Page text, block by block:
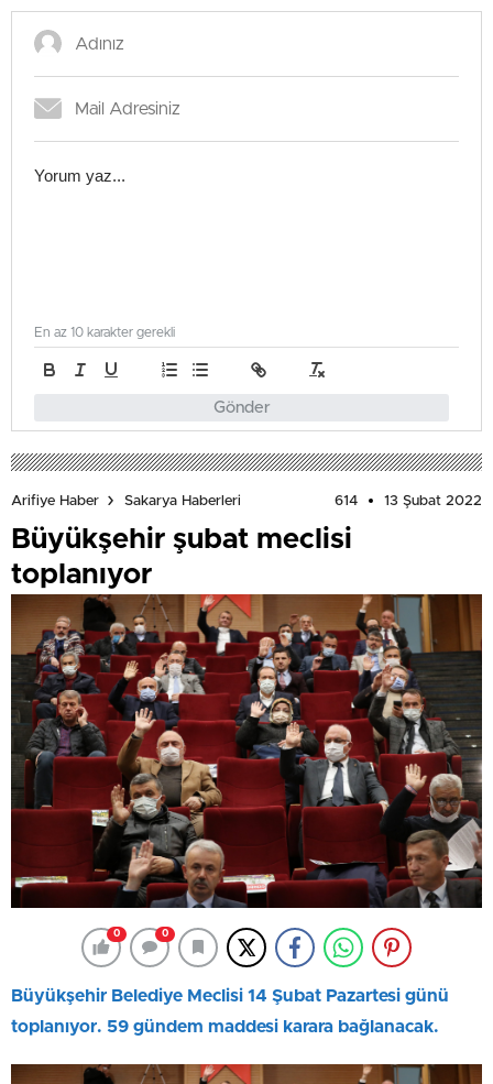
Gönder
En az 10 karakter gerekli
Arifiye Haber Sakarya Haberleri 614 13 Şubat 2022
Büyükşehir şubat meclisi
toplanıyor
0 0
Büyükşehir Belediye Meclisi 14 Şubat Pazartesi günü
toplanıyor. 59 gündem maddesi karara bağlanacak.